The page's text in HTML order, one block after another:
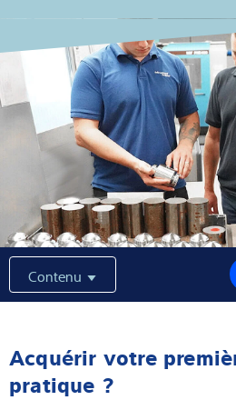
Solutions individuelles
Service
Solutions Industrielles
Expertise et connaissances
À propos de nous
Contenu
Acquérir votre
pratique ?